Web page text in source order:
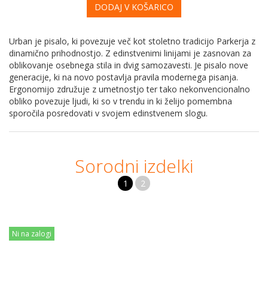
DODAJ V KOŠARICO
Urban je pisalo, ki povezuje več kot stoletno tradicijo Parkerja z
dinamično prihodnostjo. Z edinstvenimi linijami je zasnovan za
oblikovanje osebnega stila in dvig samozavesti. Je pisalo nove
generacije, ki na novo postavlja pravila modernega pisanja.
Ergonomijo združuje z umetnostjo ter tako nekonvencionalno
obliko povezuje ljudi, ki so v trendu in ki želijo pomembna
sporočila posredovati v svojem edinstvenem slogu.
Sorodni izdelki
1 2
Ni na zalogi